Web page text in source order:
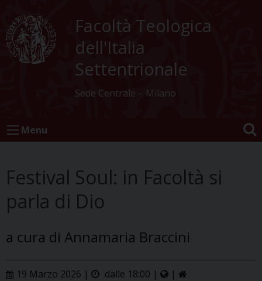
content
Facoltà Teologica
dell'Italia
Settentrionale
Sede Centrale – Milano
Menu
Festival Soul: in Facoltà si
parla di Dio
a cura di Annamaria Braccini
19 Marzo 2026 | dalle 18:00 | |